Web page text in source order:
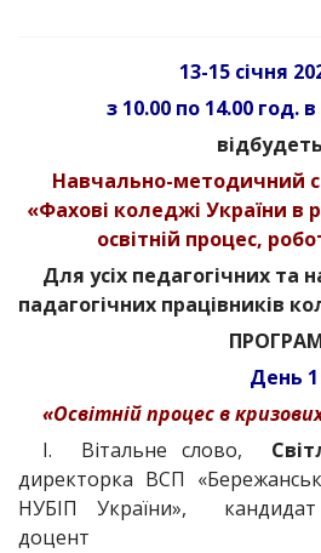
13-15 січня
з 10.00 по 14.00 год.
Навчально-методичний
«Фахові коледжі України в
освітній процес,
Для усіх педагогічних та
падагогічних працівників
День 1
«Освітній процес в
І. Вітальне слово,
директорка ВСП
НУБІП України», кандидат
доцент